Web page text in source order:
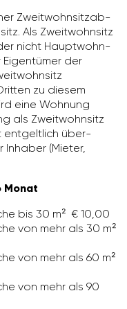
Zweit­wohn­sitz­ab­
Als Zweit­wohn­sitz
nicht Haupt­wohn­
der
zu diesem
eine Wohnung
als Zweit­wohn­sitz
entgelt­lich über­
(Mieter,
Monat
bis 30 m² € 10,00
von mehr als 30 m²
von mehr als 60 m²
von mehr als 90